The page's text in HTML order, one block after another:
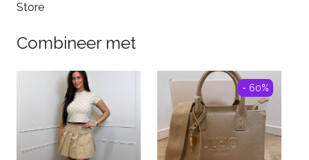
Store
Combineer met
- 60%